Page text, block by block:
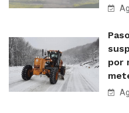
por